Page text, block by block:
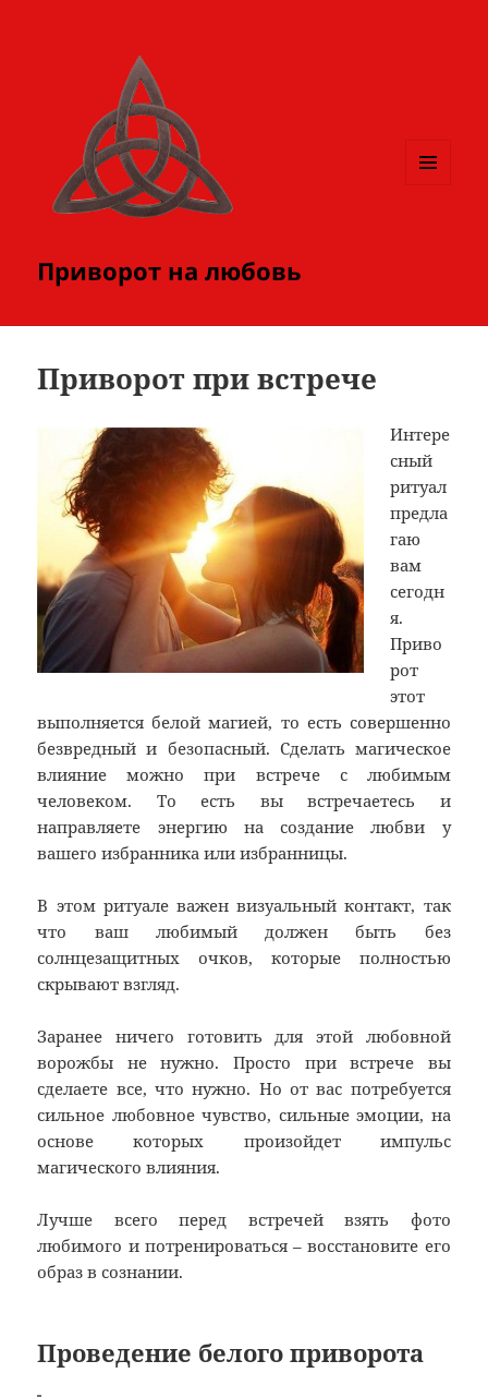
Приворот на любовь
Приворот при встрече
Интере
сный
ритуал
предла
гаю
вам
сегодн
я.
Приво
рот
этот
выполняется белой магией, то есть совершенно
безвредный и безопасный. Сделать магическое
влияние можно при встрече с любимым
человеком. То есть вы встречаетесь и
направляете энергию на создание любви у
вашего избранника или избранницы.
В этом ритуале важен визуальный контакт, так
что ваш любимый должен быть без
солнцезащитных очков, которые полностью
скрывают взгляд.
Заранее ничего готовить для этой любовной
ворожбы не нужно. Просто при встрече вы
сделаете все, что нужно. Но от вас потребуется
сильное любовное чувство, сильные эмоции, на
основе которых произойдет импульс
магического влияния.
Лучше всего перед встречей взять фото
любимого и потренироваться – восстановите его
образ в сознании.
Проведение белого приворота